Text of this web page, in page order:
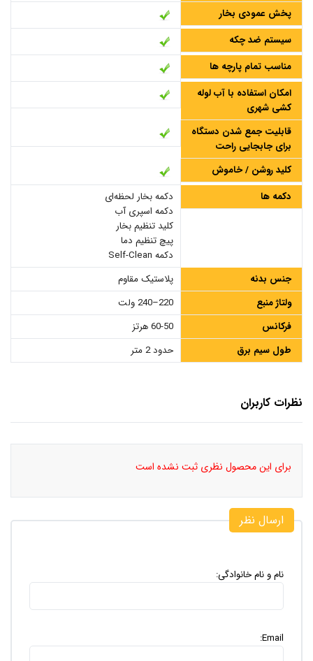
پخش عمودی بخار
سیستم ضد چکه
مناسب تمام پارچه ها
امکان استفاده با آب لوله
کشی شهری
قابلیت جمع شدن دستگاه
برای جابجایی راحت
کلید روشن / خاموش
دکمه ها
دکمه بخار لحظه‌ای
دکمه اسپری آب
کلید تنظیم بخار
پیچ تنظیم دما
دکمه Self-Clean
جنس بدنه
پلاستیک مقاوم
ولتاژ منبع
220–240 ولت
فرکانس
60-50 هرتز
طول سیم برق
حدود 2 متر
نظرات کاربران
برای این محصول نظری ثبت نشده است
ارسال نظر
نام و نام خانوادگی:
Email: